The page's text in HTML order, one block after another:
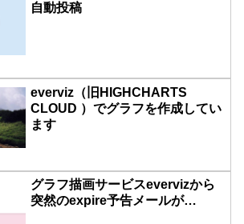
自動投稿
everviz（旧HIGHCHARTS
CLOUD ）でグラフを作成してい
ます
グラフ描画サービスevervizから
突然のexpire予告メールが…